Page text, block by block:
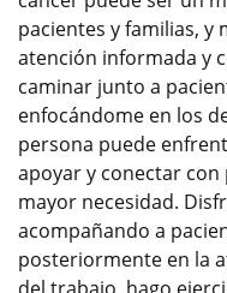
pacientes y familias,
atención informada y
caminar junto a
enfocándome en los
persona puede
apoyar y conectar
mayor necesidad.
acompañando a
posteriormente en la